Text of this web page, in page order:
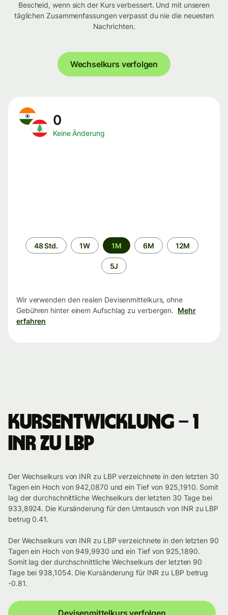
Bescheid, wenn sich der Kurs verbessert. Und mit unseren
täglichen Zusammenfassungen verpasst du nie die neuesten
Nachrichten.
Wechselkurs verfolgen
0
Keine Änderung
Zeitraum
48 Std. 1W 1M 6M 12M
5J
Wir verwenden den realen Devisenmittelkurs, ohne
Gebühren hinter einem Aufschlag zu verbergen. Mehr
erfahren
Kursentwicklung – 1
INR zu LBP
Der Wechselkurs von INR zu LBP verzeichnete in den letzten 30
Tagen ein Hoch von 942,0870 und ein Tief von 925,1910. Somit
lag der durchschnittliche Wechselkurs der letzten 30 Tage bei
933,8924. Die Kursänderung für den Umtausch von INR zu LBP
betrug 0.41.
Der Wechselkurs von INR zu LBP verzeichnete in den letzten 90
Tagen ein Hoch von 949,9930 und ein Tief von 925,1890.
Somit lag der durchschnittliche Wechselkurs der letzten 90
Tage bei 938,1054. Die Kursänderung für INR zu LBP betrug
-0.81.